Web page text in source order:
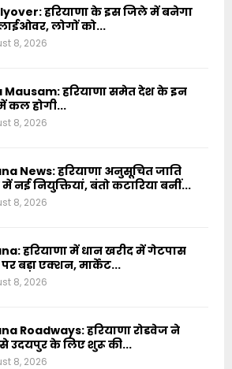
हरियाणा के इस जिले में बनेगा
लोगों को...
8, 2026
Mausam: हरियाणा समेत देश के इन
कल होगी...
8, 2026
News: हरियाणा अनुसूचित जाति
नई नियुक्तियां, बंतो कटारिया बनीं...
8, 2026
हरियाणा में धान खरीद में गेटपास
बड़ा एक्शन, मार्केट...
8, 2026
Roadways: हरियाणा रोडवेज ने
से उदयपुर के लिए शुरू की...
8, 2026